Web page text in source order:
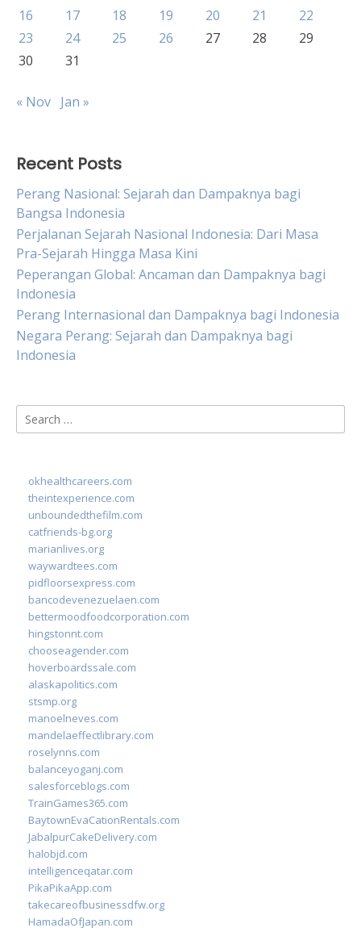
16
17 18 19 20 21
22
23
24 25 26 27 28
29
30
31
« Nov Jan »
Recent Posts
Perang Nasional: Sejarah dan Dampaknya bagi
Bangsa Indonesia
Perjalanan Sejarah Nasional Indonesia: Dari Masa
Pra-Sejarah Hingga Masa Kini
Peperangan Global: Ancaman dan Dampaknya bagi
Indonesia
Perang Internasional dan Dampaknya bagi Indonesia
Negara Perang: Sejarah dan Dampaknya bagi
Indonesia
Search
for:
okhealthcareers.com
theintexperience.com
unboundedthefilm.com
catfriends-bg.org
marianlives.org
waywardtees.com
pidfloorsexpress.com
bancodevenezuelaen.com
bettermoodfoodcorporation.com
hingstonnt.com
chooseagender.com
hoverboardssale.com
alaskapolitics.com
stsmp.org
manoelneves.com
mandelaeffectlibrary.com
roselynns.com
balanceyoganj.com
salesforceblogs.com
TrainGames365.com
BaytownEvaCationRentals.com
JabalpurCakeDelivery.com
halobjd.com
intelligenceqatar.com
PikaPikaApp.com
takecareofbusinessdfw.org
HamadaOfJapan.com